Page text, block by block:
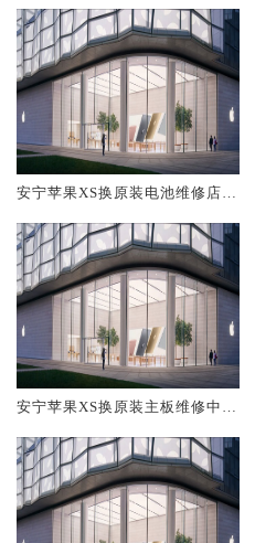
安宁苹果XS换原装电池维修店大
安宁苹果XS换原装主板维修中心